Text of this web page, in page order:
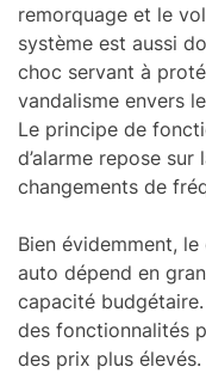
remorquage et le
système est aussi
choc servant à
vandalisme envers
Le principe de
d’alarme repose
changements de
Bien évidemment,
auto dépend en
capacité
des fonctionnalités
des prix plus